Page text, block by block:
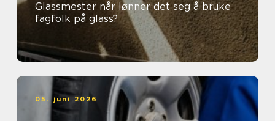
Glassmester når lønner det seg å bruke
fagfolk på glass?
05. juni 2026